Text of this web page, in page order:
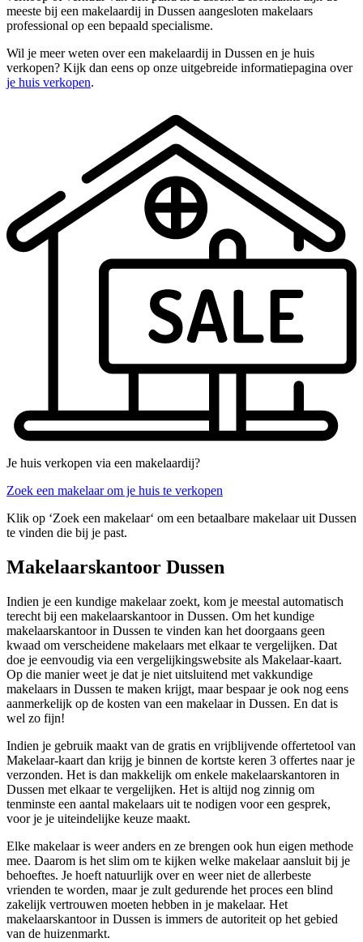
meeste bij een makelaardij in Dussen aangesloten makelaars
professional op een bepaald specialisme.
Wil je meer weten over een makelaardij in Dussen en je huis
verkopen? Kijk dan eens op onze uitgebreide informatiepagina over
je huis verkopen.
Je huis verkopen via een makelaardij?
Zoek een makelaar om je huis te verkopen
Klik op ‘Zoek een makelaar‘ om een betaalbare makelaar uit Dussen
te vinden die bij je past.
Makelaarskantoor Dussen
Indien je een kundige makelaar zoekt, kom je meestal automatisch
terecht bij een makelaarskantoor in Dussen. Om het kundige
makelaarskantoor in Dussen te vinden kan het doorgaans geen
kwaad om verscheidene makelaars met elkaar te vergelijken. Dat
doe je eenvoudig via een vergelijkingswebsite als Makelaar-kaart.
Op die manier weet je dat je niet uitsluitend met vakkundige
makelaars in Dussen te maken krijgt, maar bespaar je ook nog eens
aanmerkelijk op de kosten van een makelaar in Dussen. En dat is
wel zo fijn!
Indien je gebruik maakt van de gratis en vrijblijvende offertetool van
Makelaar-kaart dan krijg je binnen de kortste keren 3 offertes naar je
verzonden. Het is dan makkelijk om enkele makelaarskantoren in
Dussen met elkaar te vergelijken. Het is altijd nog zinnig om
tenminste een aantal makelaars uit te nodigen voor een gesprek,
voor je je uiteindelijke keuze maakt.
Elke makelaar is weer anders en ze brengen ook hun eigen methode
mee. Daarom is het slim om te kijken welke makelaar aansluit bij je
behoeftes. Je hoeft natuurlijk over en weer niet de allerbeste
vrienden te worden, maar je zult gedurende het proces een blind
zakelijk vertrouwen moeten hebben in je makelaar. Het
makelaarskantoor in Dussen is immers de autoriteit op het gebied
van de huizenmarkt.